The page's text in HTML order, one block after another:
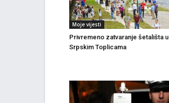
Moje vijesti
Privremeno zatvaranje šetališta u
Srpskim Toplicama